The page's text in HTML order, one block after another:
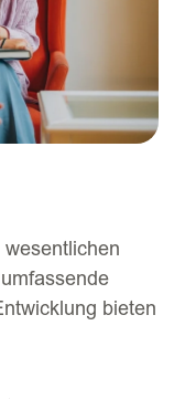
bieten